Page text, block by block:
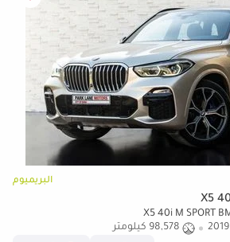
البريميوم
2019
98,578 كيلومتر